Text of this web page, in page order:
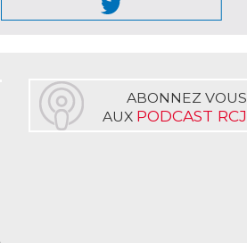
ABONNEZ VOUS
AUX PODCAST RCJ